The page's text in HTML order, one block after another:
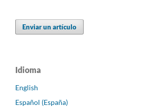
Enviar un artículo
Idioma
English
Español (España)